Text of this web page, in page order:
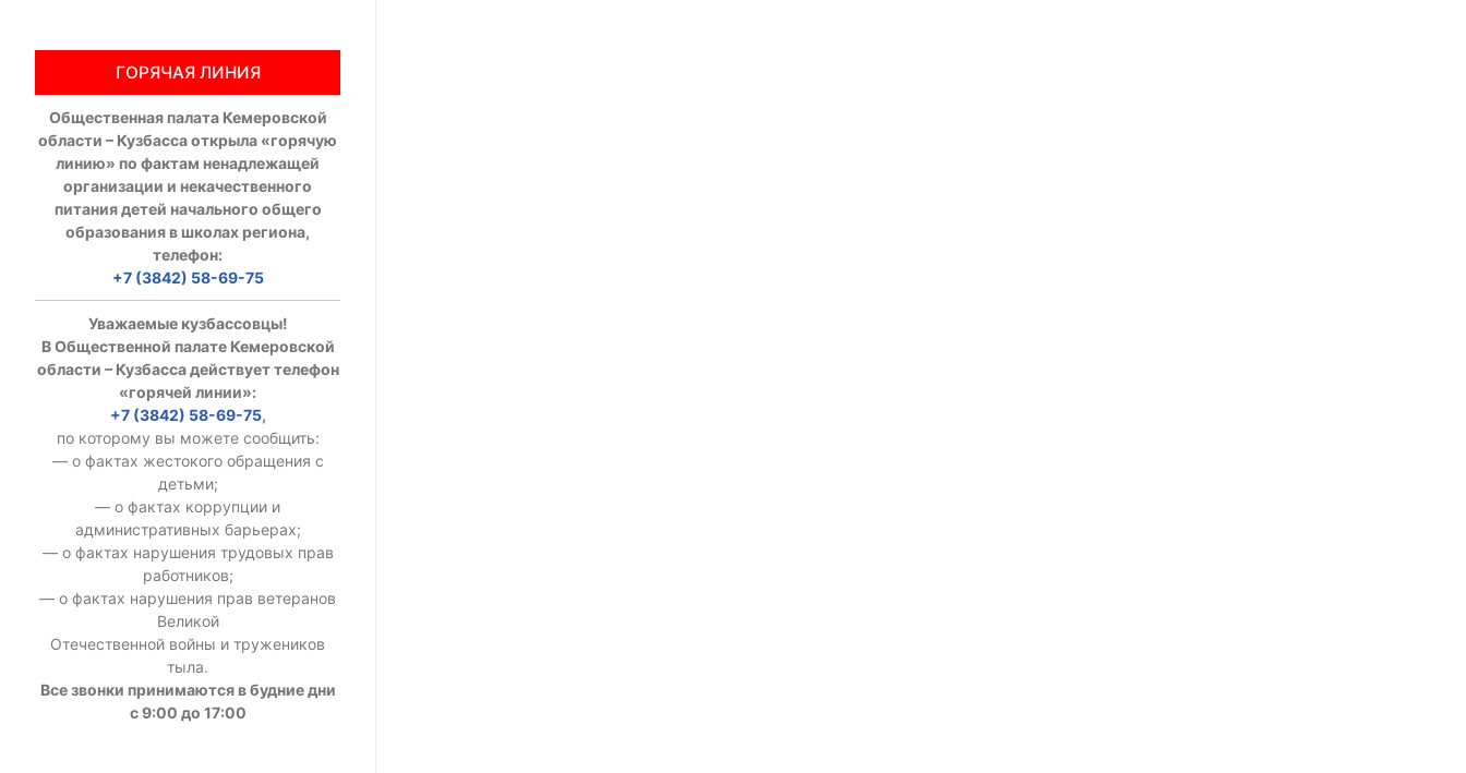
ГОРЯЧАЯ ЛИНИЯ
Общественная палата Кемеровской
области – Кузбасса открыла «горячую
линию» по фактам ненадлежащей
организации и некачественного
питания детей начального общего
образования в школах региона,
телефон:
+7 (3842) 58-69-75
Уважаемые кузбассовцы!
В Общественной палате Кемеровской
области – Кузбасса действует телефон
«горячей линии»:
+7 (3842) 58-69-75,
по которому вы можете сообщить:
— о фактах жестокого обращения с
детьми;
— о фактах коррупции и
административных барьерах;
— о фактах нарушения трудовых прав
работников;
— о фактах нарушения прав ветеранов
Великой
Отечественной войны и тружеников
тыла.
Все звонки принимаются в будние дни
с 9:00 до 17:00